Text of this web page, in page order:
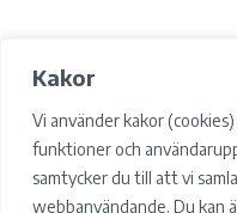
Kakor
Vi använder kakor
funktioner och
samtycker du till att vi
webbanvändande. Du kan
Samtyckesval
Cookies
Integritetspolicy och GDPR
Tillgänglighet